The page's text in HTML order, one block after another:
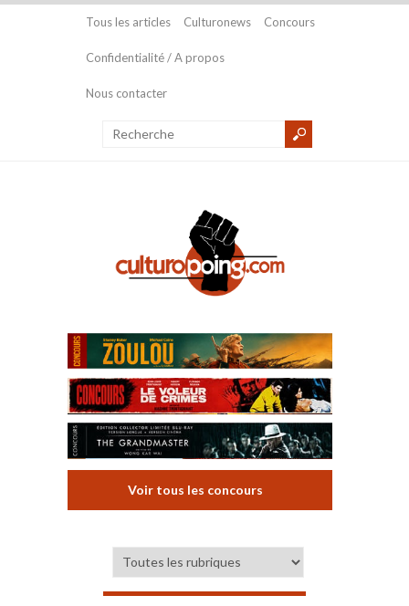
Tous les articles Culturonews Concours
Confidentialité / A propos
Nous contacter
Voir tous les concours